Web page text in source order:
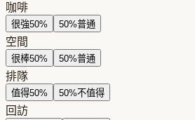
咖啡
很強50% 50%普通
空間
很棒50% 50%普通
排隊
值得50% 50%不值得
回訪